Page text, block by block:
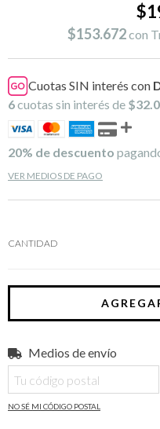
$153.672con
Cuotas SIN interés con
6cuotas sin interés de
20% de descuento
VER MEDIOS DE PAGO
CANTIDAD
Entregas para el CP:
Medios de envío
NO SÉ MI CÓDIGO POSTAL